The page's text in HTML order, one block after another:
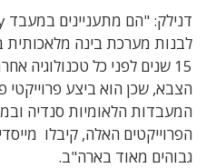
לבנות מערכת בינה
15 שנים לפני כל טכנולוגיה
הצבא, שכן הוא ביצע פרוייקטי
הפרוייקטים האלה, קיבלו
גבוהים מאוד בארה"ב.